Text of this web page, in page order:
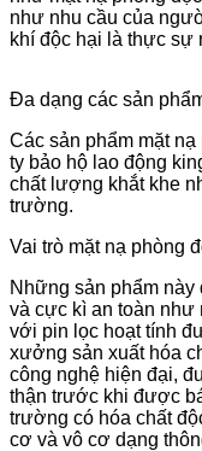
như nhu cầu của
khí độc hại là thực sự
Đa dạng các sản
Các sản phẩm mặt
ty bảo hộ lao động
chất lượng khắt khe
trường.
Vai trò mặt nạ phòng
Những sản phẩm
và cực kì an toàn như
với pin lọc hoạt tính
xưởng sản xuất hóa
công nghệ hiện đại,
thận trước khi được
trường có hóa chất
cơ và vô cơ dạng